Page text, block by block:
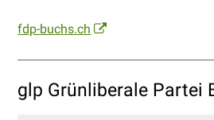
fdp-buchs.ch
glp Grünliberale Partei